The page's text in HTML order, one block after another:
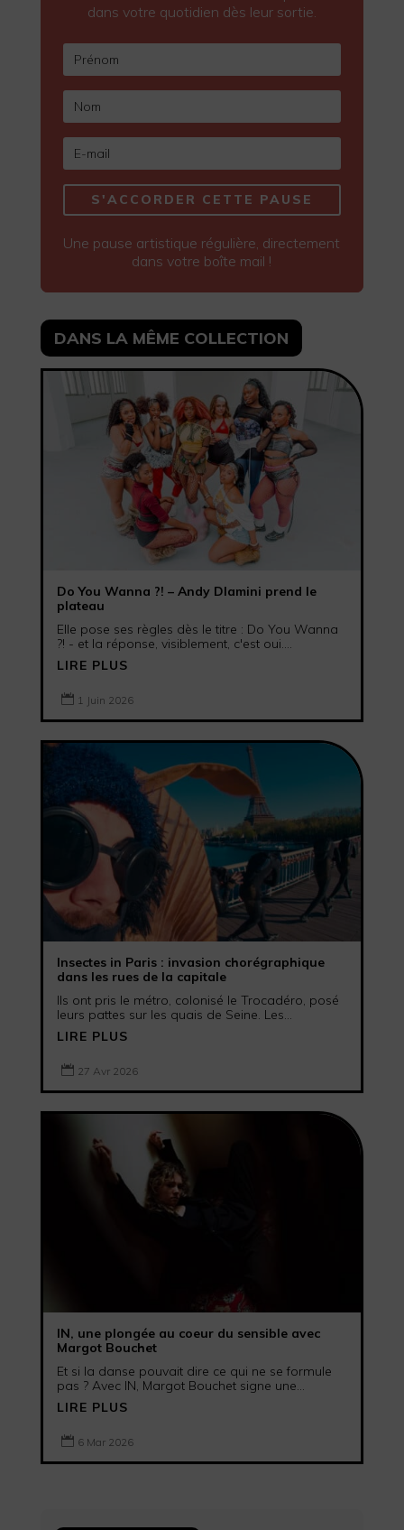
dans votre quotidien dès leur sortie.
S'ACCORDER CETTE PAUSE
Une pause artistique régulière, directement
dans votre boîte mail !
DANS LA MÊME COLLECTION
Do You Wanna ?! – Andy Dlamini prend le
plateau
Elle pose ses règles dès le titre : Do You Wanna
?! - et la réponse, visiblement, c'est oui....
LIRE PLUS
 1 Juin 2026
Insectes in Paris : invasion chorégraphique
dans les rues de la capitale
Ils ont pris le métro, colonisé le Trocadéro, posé
leurs pattes sur les quais de Seine. Les...
LIRE PLUS
 27 Avr 2026
IN, une plongée au coeur du sensible avec
Margot Bouchet
Et si la danse pouvait dire ce qui ne se formule
pas ? Avec IN, Margot Bouchet signe une...
LIRE PLUS
 6 Mar 2026